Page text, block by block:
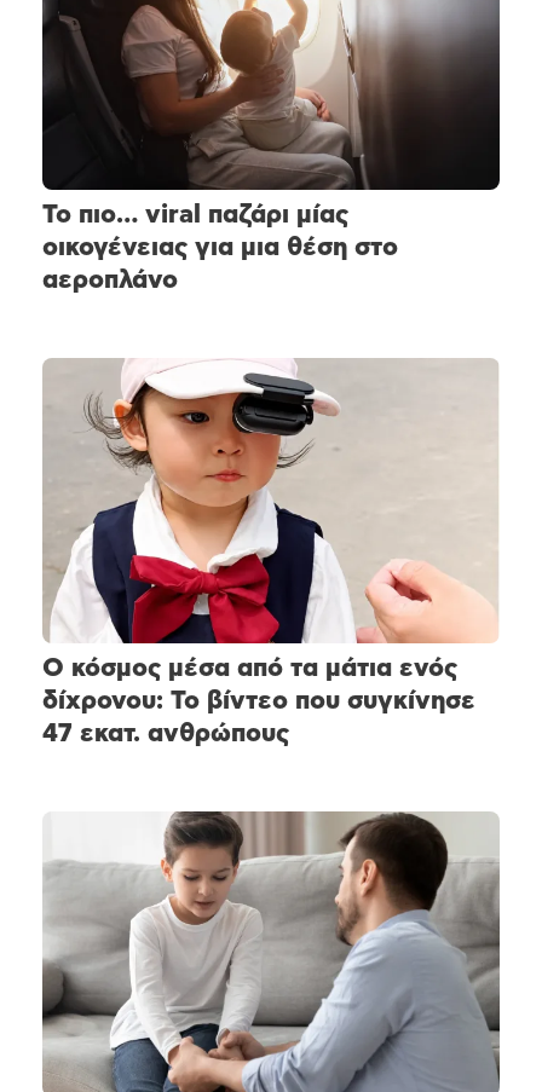
Το πιο… viral παζάρι μίας
οικογένειας για μια θέση στο
αεροπλάνο
Ο κόσμος μέσα από τα μάτια ενός
δίχρονου: Το βίντεο που συγκίνησε
47 εκατ. ανθρώπους